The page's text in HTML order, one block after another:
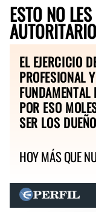
ESTO NO
EL EJERCICIO
PROFESIONAL
POR ESO
SER LOS
HOY MÁS QUE